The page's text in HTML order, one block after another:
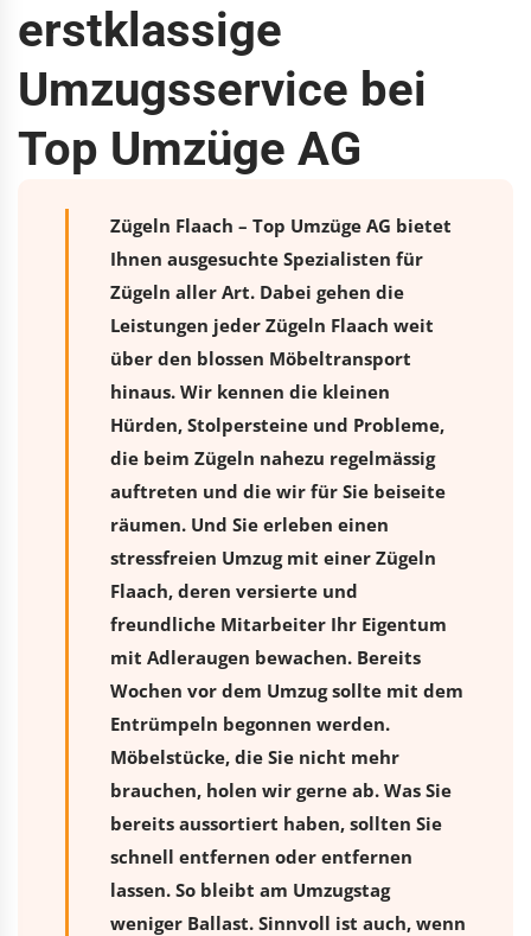
erstklassige
Umzugsservice bei
Top Umzüge AG
Zügeln Flaach – Top Umzüge AG bietet
Ihnen ausgesuchte Spezialisten für
Zügeln aller Art. Dabei gehen die
Leistungen jeder Zügeln Flaach weit
über den blossen Möbeltransport
hinaus. Wir kennen die kleinen
Hürden, Stolpersteine und Probleme,
die beim Zügeln nahezu regelmässig
auftreten und die wir für Sie beiseite
räumen. Und Sie erleben einen
stressfreien Umzugmit einer Zügeln
Flaach, deren versierte und
freundliche Mitarbeiter Ihr Eigentum
mit Adleraugen bewachen. Bereits
Wochen vor dem Umzug sollte mit dem
Entrümpeln begonnen werden.
Möbelstücke, die Sie nicht mehr
brauchen, holen wir gerne ab. Was Sie
bereits aussortiert haben, sollten Sie
schnell entfernen oder entfernen
lassen. So bleibt am Umzugstag
weniger Ballast. Sinnvoll ist auch, wenn